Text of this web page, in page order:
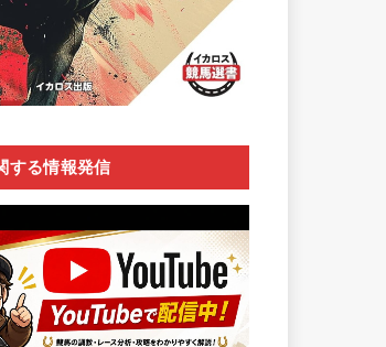
する情報発信